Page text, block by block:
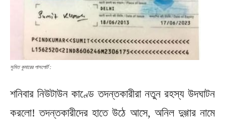
সুমিত কুমারের পাসপোর্ট :
শনিবার নিউটাউন কাণ্ডে তদন্তকারীরা নতুন রহস্য উদঘাটন
করলো! তদন্তকারীদের হাতে উঠে আসে, অনিল দুগ্গার নামে